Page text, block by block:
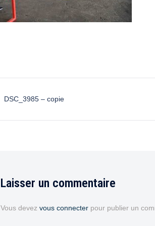
DSC_3985 – copie
Laisser un commentaire
Vous devez vous connecter pour publier un